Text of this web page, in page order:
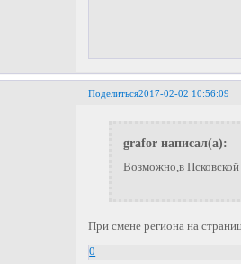
Поделиться2017-02-02 10:56:09
grafor написал(а):
Возможно,в
При смене региона на
0